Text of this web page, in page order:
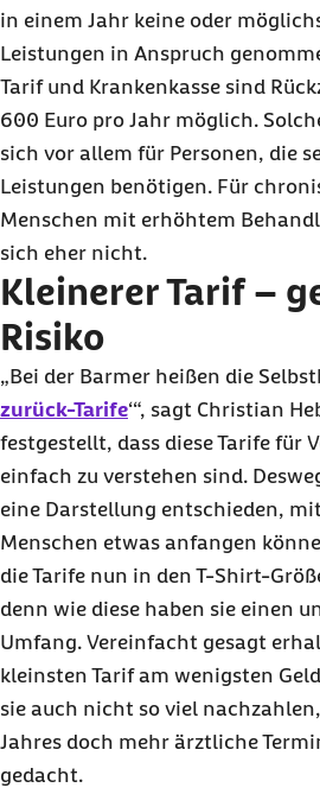
in einem Jahr keine oder
Leistungen in Anspruch
Tarif und Krankenkasse sind
600 Euro pro Jahr möglich.
sich vor allem für Personen, die
Leistungen benötigen. Für
Menschen mit erhöhtem
sich eher nicht.
Kleinerer Tarif –
Risiko
„Bei der Barmer heißen die
zurück-Tarife‘“, sagt Christian
festgestellt, dass diese Tarife für
einfach zu verstehen sind.
eine Darstellung entschieden,
Menschen etwas anfangen
die Tarife nun in den T-Shirt-
denn wie diese haben sie einen
Umfang. Vereinfacht gesagt
kleinsten Tarif am wenigsten
sie auch nicht so viel
Jahres doch mehr ärztliche
gedacht.